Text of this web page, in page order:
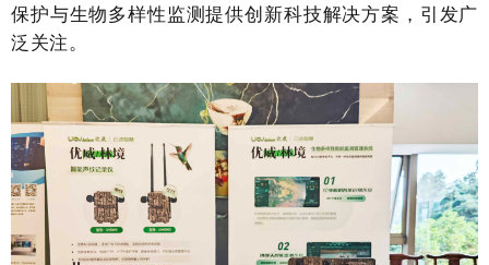
保护与生物多样性监测提供创新科技解决方案，引发广
泛关注。